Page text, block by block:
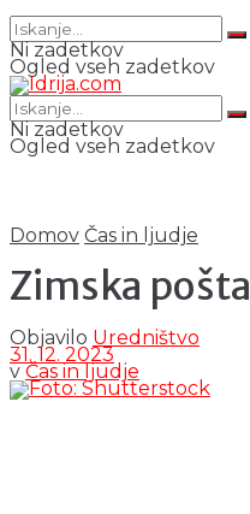
Ni zadetkov
Ogled vseh zadetkov
Ni zadetkov
Ogled vseh zadetkov
Domov Čas in ljudje
Zimska pošta
Objavilo Uredništvo
31. 12. 2023
v Čas in ljudje